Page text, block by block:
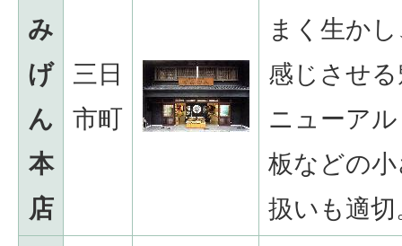
み
げ
ん
本
店
三日
市町
まく生か
感じさせ
ニューア
板などの
扱いも適切